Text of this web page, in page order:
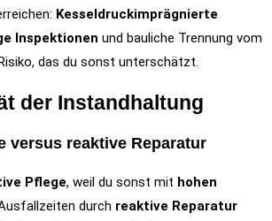
Kesseldruckimprägnierte
Inspektionen und bauliche Trennung vom
das du sonst unterschätzt.
der Instandhaltung
versus reaktive Reparatur
Pflege, weil du sonst mit hohen
durch reaktive Reparatur